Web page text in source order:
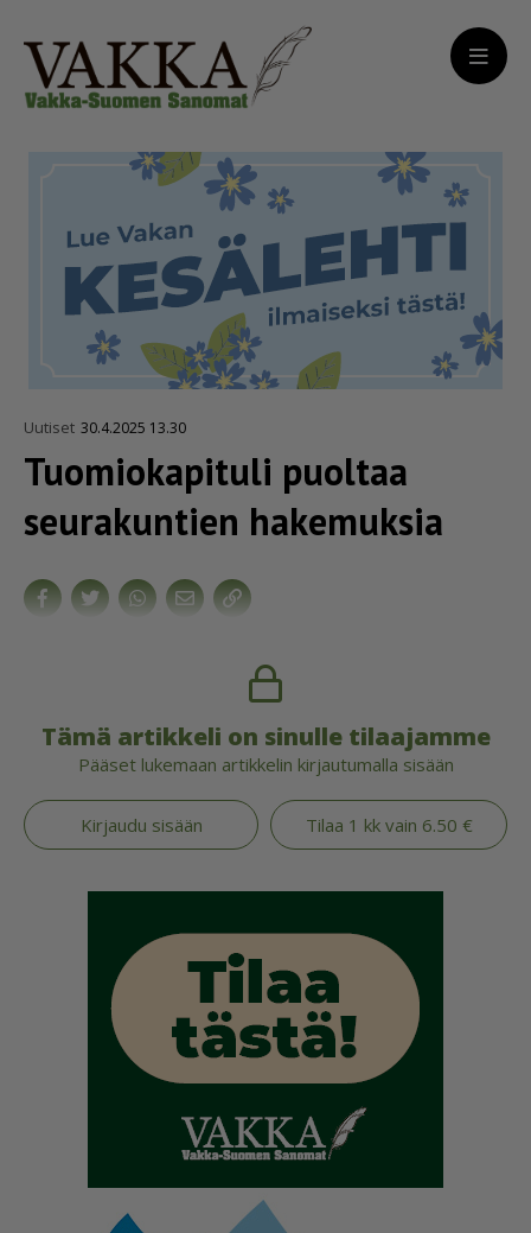
Uutiset 30.4.2025 13.30
Tuomiokapituli puoltaa
seurakuntien hakemuksia
Tämä artikkeli on sinulle tilaajamme
Pääset lukemaan artikkelin kirjautumalla sisään
Kirjaudu sisään Tilaa 1 kk vain 6.50 €